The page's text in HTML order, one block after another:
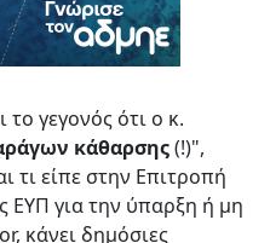
γεγονός ότι ο κ.
κάθαρσης(!)",
τι είπε στην Επιτροπή
ΕΥΠ για την ύπαρξη ή μη
κάνει δημόσιες